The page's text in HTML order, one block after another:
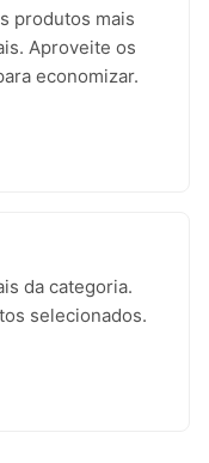
produtos mais
Aproveite os
economizar.
da categoria.
selecionados.